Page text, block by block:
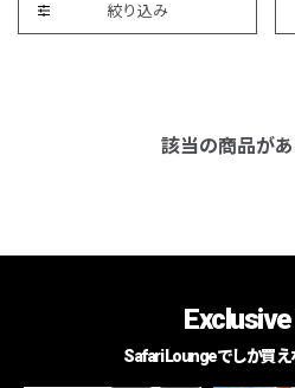
絞り込み
該当の商品が
Safari Loungeでしか買